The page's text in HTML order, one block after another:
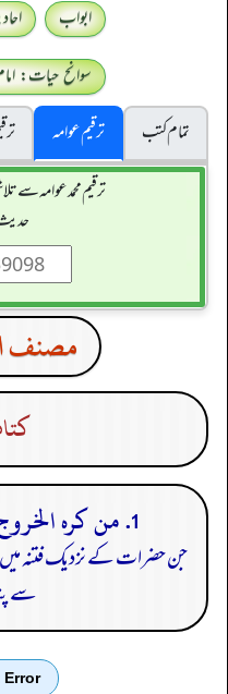
ابواب
سوانح حیات:
تمام کتب
ترقیم عوامہ
ترقیم محمدعوامہ سے
مصنف
1. من كره الخروج في الفتنة وتعوذ منها
جن حضرات کے نزدیک فتنہ
سے
Error